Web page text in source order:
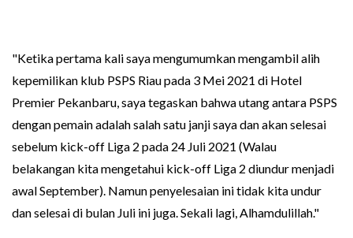
"Ketika pertama kali saya mengumumkan mengambil alih
kepemilikan klub PSPS Riau pada 3 Mei 2021 di Hotel
Premier Pekanbaru, saya tegaskan bahwa utang antara PSPS
dengan pemain adalah salah satu janji saya dan akan selesai
sebelum kick-off Liga 2 pada 24 Juli 2021 (Walau
belakangan kita mengetahui kick-off Liga 2 diundur menjadi
awal September). Namun penyelesaian ini tidak kita undur
dan selesai di bulan Juli ini juga. Sekali lagi, Alhamdulillah."